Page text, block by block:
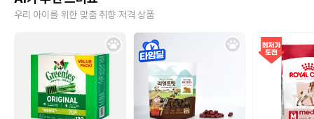
우리 아이를 위한 맞춤 취향 저격 상품